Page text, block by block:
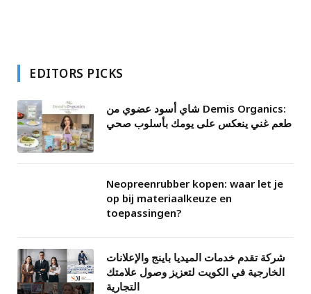
EDITORS PICKS
شاي أسود عضوي من Demis Organics:
طعم غني ينعكس على يومك بأسلوب صحي
Neopreenrubber kopen: waar let je
op bij materiaalkeuze en
toepassingen?
شركة تقدم خدمات الميديا باينج والإعلانات
الخارجية في الكويت لتعزيز وصول علامتك
التجارية